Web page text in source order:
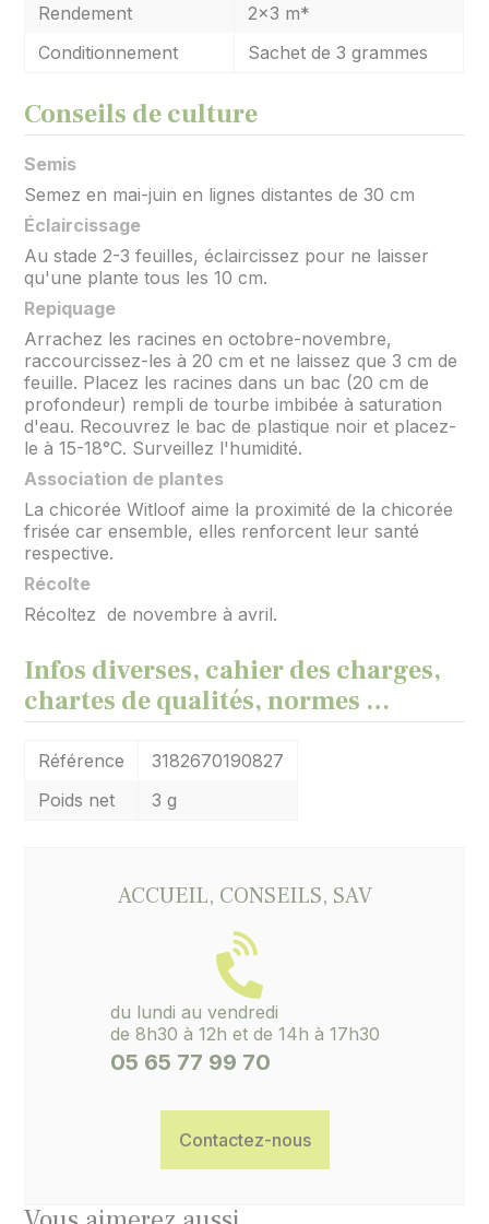
Rendement
2x3 m*
Conditionnement
Sachet de 3 grammes
Conseils de culture
Semis
Semez en mai-juin en lignes distantes de 30 cm
Éclaircissage
Au stade 2-3 feuilles, éclaircissez pour ne laisser
qu'une plante tous les 10 cm.
Repiquage
Arrachez les racines en octobre-novembre,
raccourcissez-les à 20 cm et ne laissez que 3 cm de
feuille. Placez les racines dans un bac (20 cm de
profondeur) rempli de tourbe imbibée à saturation
d'eau. Recouvrez le bac de plastique noir et placez-
le à 15-18°C. Surveillez l'humidité.
Association de plantes
La chicorée Witloof aime la proximité de la chicorée
frisée car ensemble, elles renforcent leur santé
respective.
Récolte
Récoltez de novembre à avril.
Infos diverses, cahier des charges,
chartes de qualités, normes …
Référence
3182670190827
Poids net
3 g
ACCUEIL, CONSEILS, SAV
du lundi au vendredi
de 8h30 à 12h et de 14h à 17h30
05 65 77 99 70
Contactez-nous